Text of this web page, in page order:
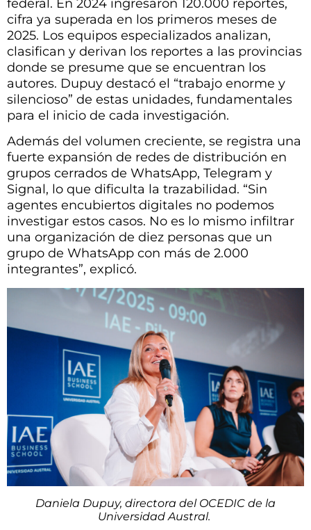
federal. En 2024 ingresaron 120.000 reportes,
cifra ya superada en los primeros meses de
2025. Los equipos especializados analizan,
clasifican y derivan los reportes a las provincias
donde se presume que se encuentran los
autores. Dupuy destacó el “trabajo enorme y
silencioso” de estas unidades, fundamentales
para el inicio de cada investigación.
Además del volumen creciente, se registra una
fuerte expansión de redes de distribución en
grupos cerrados de WhatsApp, Telegram y
Signal, lo que dificulta la trazabilidad. “Sin
agentes encubiertos digitales no podemos
investigar estos casos. No es lo mismo infiltrar
una organización de diez personas que un
grupo de WhatsApp con más de 2.000
integrantes”, explicó.
Daniela Dupuy, directora del OCEDIC de la
Universidad Austral.